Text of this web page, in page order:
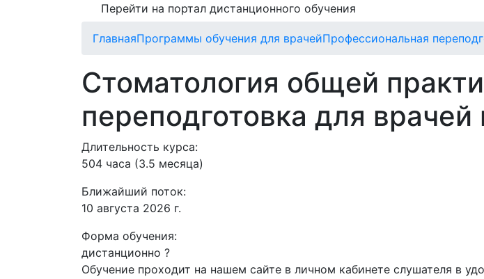
Перейти на портал дистанционного обучения
ГлавнаяПрограммы обучения для врачейПрофессиональная
Стоматология общей
переподготовка для
Длительность курса:
504 часа (3.5 месяца)
Ближайший поток:
10 августа 2026 г.
Форма обучения:
дистанционно ?
Обучение проходит на нашем сайте в личном кабинете слушателя в